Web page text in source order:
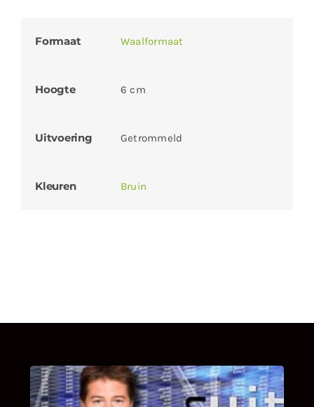
Formaat Waalformaat
Hoogte 6 cm
Uitvoering Getrommeld
Kleuren Bruin
UITSTEL VAN EXECUTIE